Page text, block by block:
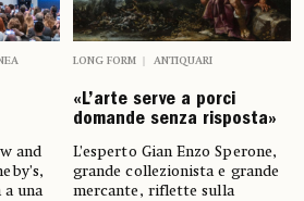
and
a una
LONG FORM ANTIQUARI
«L’arte serve a porci
domande senza risposta»
L’esperto Gian Enzo Sperone,
grande collezionista e grande
mercante, riflette sulla